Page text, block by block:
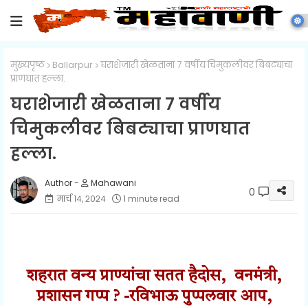
मुख्यपृष्ठ Ballarpur घराशेजारी खेळताना ७ वर्षीय चिमुकलीवर बिबट्याचा
प्राणघात हल्ला.
घराशेजारी खेळताना ७ वर्षीय
चिमुकलीवर बिबट्याचा प्राणघात
हल्ला.
Mahawani
मार्च १४, २०२४
1 minute read 0
शहरात वन्य प्राण्यांचा सतत हैदोस, वनमंत्री,
प्रशासन गप्प ? -रविभाऊ पुप्पलवार आप,